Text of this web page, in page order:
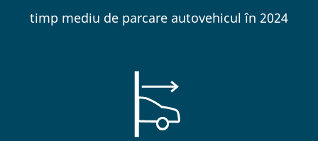
timp mediu de parcare autovehicul în 2024